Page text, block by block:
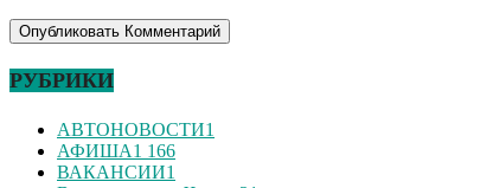
РУБРИКИ
АВТОНОВОСТИ1
АФИША1 166
ВАКАНСИИ1